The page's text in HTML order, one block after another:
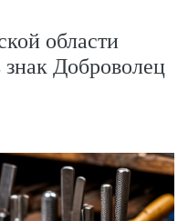
области
Доброволец